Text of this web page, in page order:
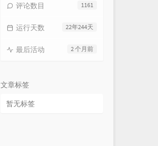
1161
评论数目
22年244天
运行天数
2 个月前
最后活动
文章标签
暂无标签